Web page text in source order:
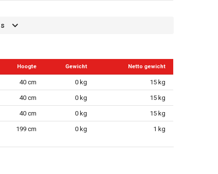
Hoogte Gewicht Netto gewicht
40 cm 0 kg 15 kg
40 cm 0 kg 15 kg
40 cm 0 kg 15 kg
199 cm 0 kg 1 kg